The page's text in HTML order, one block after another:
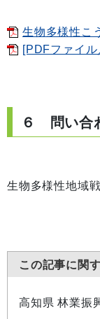
生物多様性こ
[PDFファイル
６ 問い合
生物多様性地域
この記事に関
高知県 林業振